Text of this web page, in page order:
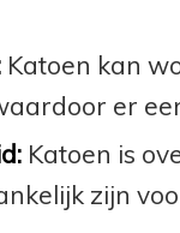
Katoen kan
er
Katoen is
zijn